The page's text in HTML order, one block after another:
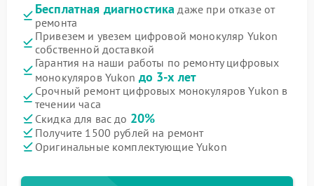
Бесплатная диагностика даже при отказе от
ремонта
Привезем и увезем цифровой монокуляр Yukon
собственной доставкой
Гарантия на наши работы по ремонту цифровых
монокуляров Yukon до 3-х лет
Срочный ремонт цифровых монокуляров Yukon в
течении часа
Скидка для вас до 20%
Получите 1500 рублей на ремонт
Оригинальные комплектующие Yukon